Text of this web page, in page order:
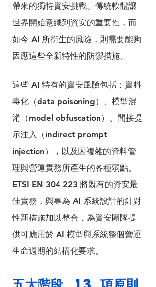
帶來的獨特資安挑戰。傳統軟體讓
世界開始意識到資安的重要性，而
如今 AI 所衍生的風險，則需要能夠
因應這些全新特性的防禦措施。
這些 AI 特有的資安風險包括：資料
毒化（data poisoning）、模型混
淆（model obfuscation）、間接提
示注入（indirect prompt
injection），以及因複雜的資料管
理與營運實務所產生的各種弱點。
ETSI EN 304 223 將既有的資安最
佳實務，與專為 AI 系統設計的針對
性新措施加以整合，為資安團隊提
供可應用於 AI 模型與系統整個營運
生命週期的結構化要求。